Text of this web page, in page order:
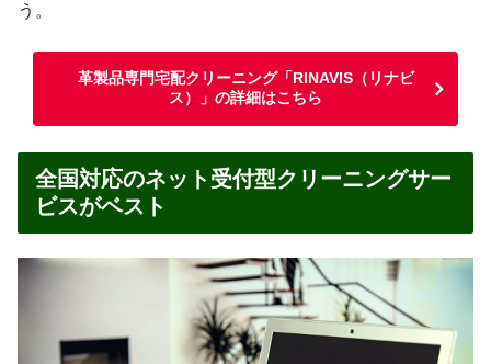
う。
革製品専門宅配クリーニング「RINAVIS（リナビ
ス）」の詳細はこちら
全国対応のネット受付型クリーニングサー
ビスがベスト